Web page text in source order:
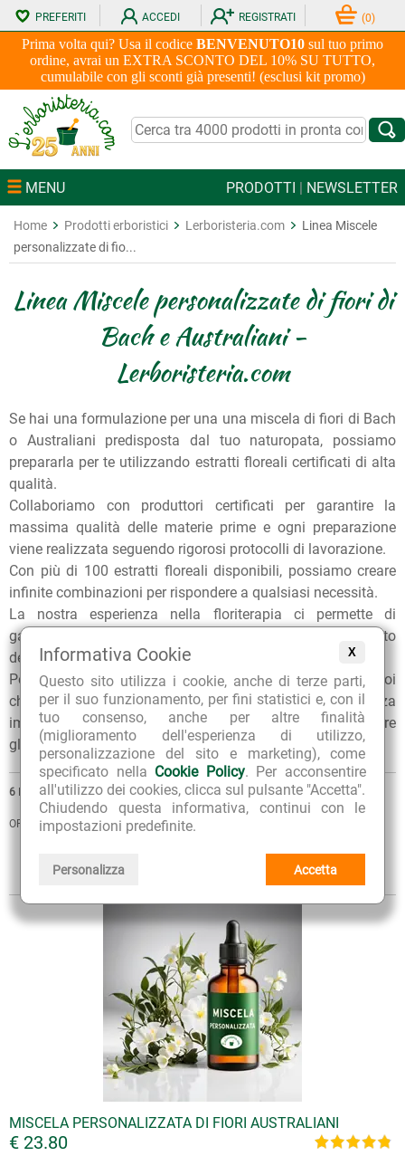
X
Informativa Cookie
Questo sito utilizza i cookie, anche di terze parti,
per il suo funzionamento, per fini statistici e, con il
tuo consenso, anche per altre finalità
(miglioramento dell'esperienza di utilizzo,
personalizzazione del sito e marketing), come
specificato nella Cookie Policy. Per acconsentire
all'utilizzo dei cookies, clicca sul pulsante "Accetta".
Chiudendo questa informativa, continui con le
impostazioni predefinite.
Personalizza Accetta
Prima volta qui? Usa il codice BENVENUTO10 sul tuo primo
ordine, avrai un EXTRA SCONTO DEL 10% SU TUTTO,
cumulabile con gli sconti già presenti! (esclusi kit promo)
PREFERITI ACCEDI REGISTRATI (0)
MENU PRODOTTI | NEWSLETTER
Home Prodotti erboristici Lerboristeria.com
Linea Miscele
personalizzate di fio...
Linea Miscele personalizzate di fiori di
Bach e Australiani -
Lerboristeria.com
Se hai una formulazione per una una miscela di fiori di Bach
o Australiani predisposta dal tuo naturopata, possiamo
prepararla per te utilizzando estratti floreali certificati di alta
qualità.
Collaboriamo con produttori certificati per garantire la
massima qualità delle materie prime e ogni preparazione
viene realizzata seguendo rigorosi protocolli di lavorazione.
Con più di 100 estratti floreali disponibili, possiamo creare
infinite combinazioni per rispondere a qualsiasi necessità.
La nostra esperienza nella floriterapia ci permette di
garantire preparazioni sicure ed efficaci, sempre nel rispetto
degli standard più elevati del settore.
Per qualunque consiglio sull'utilizzo dei nostri prodotti, puoi
chiedere ai nostri erboristi unaconsulenza gratuitae senza
impegno. Per ulteriori informazioni, inoltre, puoi consultare
gli
Articoli di approfondimentosul nostro blog.
6 PRODOTTI
ORDINA PER
Sintetica Estesa
MISCELA PERSONALIZZATA DI FIORI AUSTRALIANI
€ 23.80